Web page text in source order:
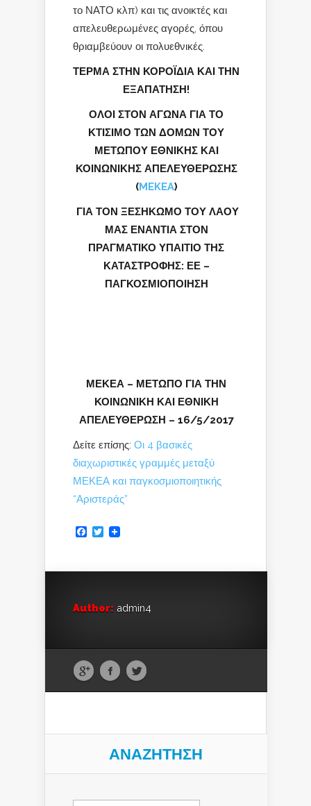
το ΝΑΤΟ κλπ) και τις ανοικτές και
απελευθερωμένες αγορές, όπου
θριαμβεύουν οι πολυεθνικές.
ΤΕΡΜΑ ΣΤΗΝ ΚΟΡΟΪΔΙΑ ΚΑΙ ΤΗΝ
ΕΞΑΠΑΤΗΣΗ!
ΟΛΟΙ ΣΤΟΝ ΑΓΩΝΑ ΓΙΑ ΤΟ
ΚΤΙΣΙΜΟ ΤΩΝ ΔΟΜΩΝ ΤΟΥ
ΜΕΤΩΠΟΥ ΕΘΝΙΚΗΣ ΚΑΙ
ΚΟΙΝΩΝΙΚΗΣ ΑΠΕΛΕΥΘΕΡΩΣΗΣ
(MEKEA)
ΓΙΑ ΤΟΝ ΞΕΣΗΚΩΜΟ ΤΟΥ ΛΑΟΥ
ΜΑΣ ΕΝΑΝΤΙΑ ΣΤΟΝ
ΠΡΑΓΜΑΤΙΚΟ ΥΠΑΙΤΙΟ ΤΗΣ
ΚΑΤΑΣΤΡΟΦΗΣ: ΕΕ –
ΠΑΓΚΟΣΜΙΟΠΟΙΗΣΗ
ΜΕΚΕΑ – ΜΕΤΩΠΟ ΓΙΑ ΤΗΝ
ΚΟΙΝΩΝΙΚΗ ΚΑΙ ΕΘΝΙΚΗ
ΑΠΕΛΕΥΘΕΡΩΣΗ – 16/5/2017
Δείτε επίσης: Οι 4 βασικές
διαχωριστικές γραμμές μεταξύ
ΜΕΚΕΑ και παγκοσμιοποιητικής
“Αριστεράς”
Facebook
Twitter
Author: admin4
ΑΝΑΖΉΤΗΣΗ
Αναζήτηση